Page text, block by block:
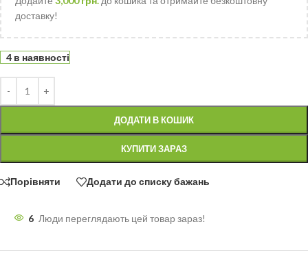
доставку!
4 в наявності
ДОДАТИ В КОШИК
КУПИТИ ЗАРАЗ
Порівняти Додати до списку бажань
6 Люди переглядають цей товар зараз!